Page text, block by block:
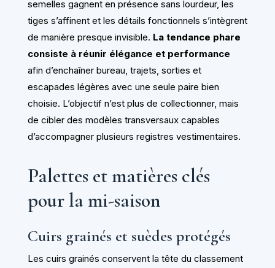
semelles gagnent en présence sans lourdeur, les
tiges s’affinent et les détails fonctionnels s’intègrent
de manière presque invisible. La tendance phare
consiste à réunir élégance et performance
afin d’enchaîner bureau, trajets, sorties et
escapades légères avec une seule paire bien
choisie. L’objectif n’est plus de collectionner, mais
de cibler des modèles transversaux capables
d’accompagner plusieurs registres vestimentaires.
Palettes et matières clés
pour la mi-saison
Cuirs grainés et suèdes protégés
Les cuirs grainés conservent la tête du classement